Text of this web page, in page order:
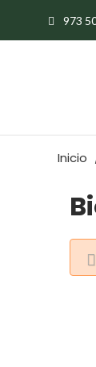
973
Inicio